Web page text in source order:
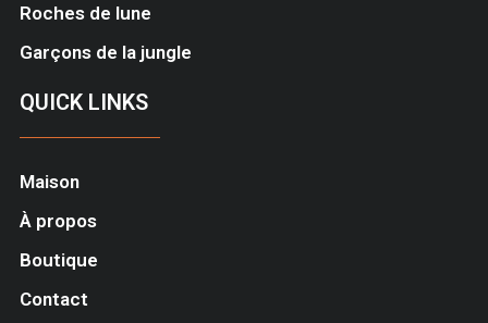
Roches de lune
Garçons de la jungle
QUICK LINKS
Maison
À propos
Boutique
Contact